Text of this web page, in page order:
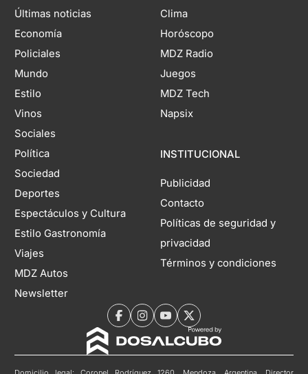
Últimas noticias
Economía
Policiales
Mundo
Estilo
Vinos
Sociales
Política
Sociedad
Deportes
Espectáculos y Cultura
Estilo Gastronomía
Viajes
MDZ Autos
Newsletter
Clima
Horóscopo
MDZ Radio
Juegos
MDZ Tech
Napsix
INSTITUCIONAL
Publicidad
Contacto
Políticas de seguridad y
privacidad
Términos y condiciones